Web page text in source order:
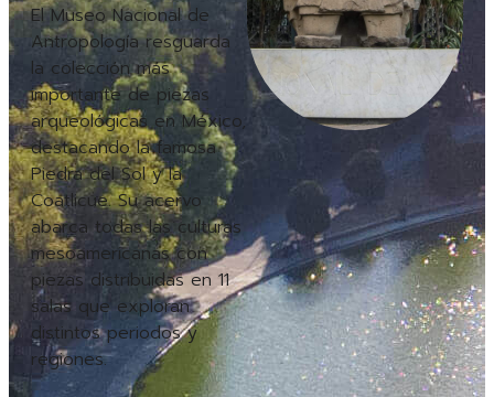
El Museo Nacional de
Antropología resguarda
la colección más
importante de piezas
arqueológicas en México,
destacando la famosa
Piedra del Sol y la
Coatlicue. Su acervo
abarca todas las culturas
mesoamericanas con
piezas distribuidas en 11
salas que exploran
distintos periodos y
regiones.